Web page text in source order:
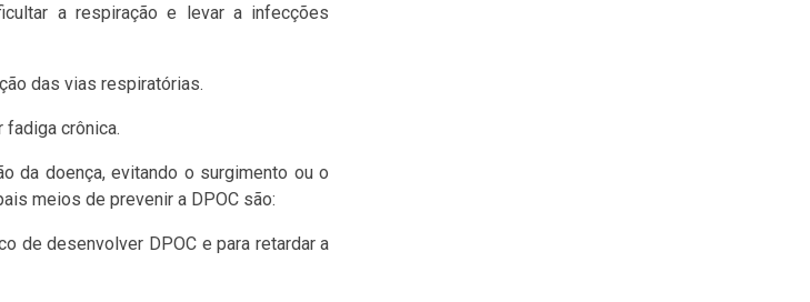
a respiração e levar a infecções
das vias respiratórias.
fadiga crônica.
da doença, evitando o surgimento ou o
meios de prevenir a DPOC são:
de desenvolver DPOC e para retardar a